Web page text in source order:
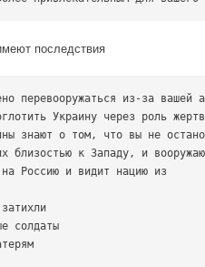
последствия
перевооружаться из-за вашей
Украину через роль
знают о том, что вы не
близостью к Западу, и
Россию и видит нацию из